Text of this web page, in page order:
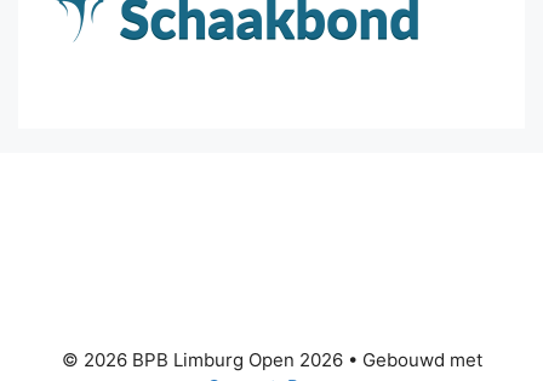
© 2026 BPB Limburg Open 2026• Gebouwd met